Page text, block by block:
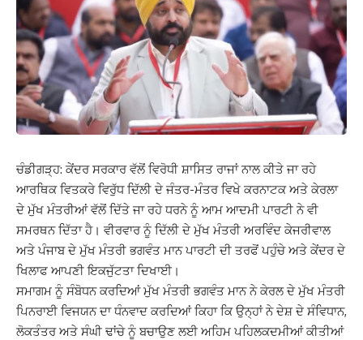
ਚੰਡੀਗੜ੍ਹ: ਕੇਂਦਰ ਸਰਕਾਰ ਵੱਲੋਂ ਵਿਰੋਧੀ ਸ਼ਾਸਿਤ ਰਾਜਾਂ ਨਾਲ ਕੀਤੇ ਜਾ ਰਹੇ
ਆਰਥਿਕ ਵਿਤਕਰੇ ਵਿਰੁੱਧ ਦਿੱਲੀ ਦੇ ਜੰਤਰ-ਮੰਤਰ ਵਿਖੇ ਕਰਨਾਟਕ ਅਤੇ ਕੇਰਲਾ
ਦੇ ਮੁੱਖ ਮੰਤਰੀਆਂ ਵੱਲੋਂ ਦਿੱਤੇ ਜਾ ਰਹੇ ਧਰਨੇ ਨੂੰ ਆਮ ਆਦਮੀ ਪਾਰਟੀ ਨੇ ਵੀ
ਸਮਰਥਨ ਦਿੱਤਾ ਹੈ। ਵੀਰਵਾਰ ਨੂੰ ਦਿੱਲੀ ਦੇ ਮੁੱਖ ਮੰਤਰੀ ਅਰਵਿੰਦ ਕੇਜਰੀਵਾਲ
ਅਤੇ ਪੰਜਾਬ ਦੇ ਮੁੱਖ ਮੰਤਰੀ ਭਗਵੰਤ ਮਾਨ ਪਾਰਟੀ ਦੀ ਤਰਫੋਂ ਪਹੁੰਚੇ ਅਤੇ ਕੇਂਦਰ ਦੇ
ਖਿਲਾਫ ਆਪਣੀ ਇਕਜੁੱਟਤਾ ਦਿਖਾਈ।
ਸਮਾਗਮ ਨੂੰ ਸੰਬੋਧਨ ਕਰਦਿਆਂ ਮੁੱਖ ਮੰਤਰੀ ਭਗਵੰਤ ਮਾਨ ਨੇ ਕੇਰਲ ਦੇ ਮੁੱਖ ਮੰਤਰੀ
ਪਿਨਰਾਈ ਵਿਜਯਨ ਦਾ ਧੰਨਵਾਦ ਕਰਦਿਆਂ ਕਿਹਾ ਕਿ ਉਨ੍ਹਾਂ ਨੇ ਦੇਸ਼ ਦੇ ਸੰਵਿਧਾਨ,
ਲੋਕਤੰਤਰ ਅਤੇ ਸੰਘੀ ਢਾਂਚੇ ਨੂੰ ਬਚਾਉਣ ਲਈ ਅਹਿਮ ਪਹਿਲਕਦਮੀਆਂ ਕੀਤੀਆਂ